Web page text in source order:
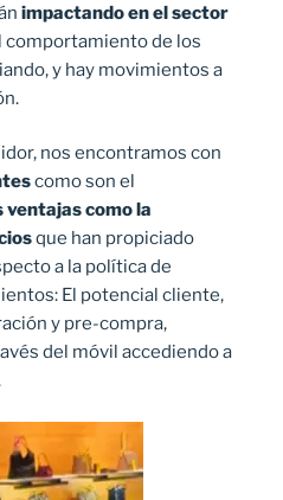
impactando en el sector
comportamiento de los
y hay movimientos a
nos encontramos con
como son el
ventajas como la
que han propiciado
a la política de
El potencial cliente,
y pre-compra,
del móvil accediendo a